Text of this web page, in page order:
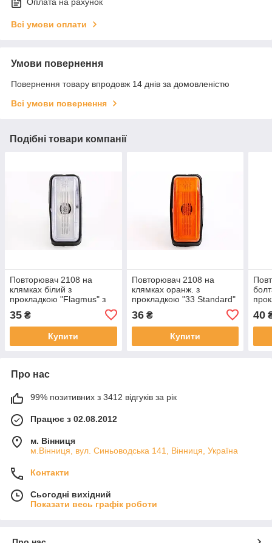
Оплата на рахунок
Всі умови оплати
Умови повернення
Повернення товару впродовж 14 днів за домовленістю
Всі умови повернення
Подібні товари компанії
Повторювач 2108 на
клямках білий з
прокладкою "Flagmus" з
35 ₴
Купити
Повторювач 2108 на
клямках оранж. з
прокладкою "33 Standard"
36₴
Купити
40
Про нас
99% позитивних з 3412 відгуків за рік
Працює з 02.08.2012
м. Вінниця
м.Вінниця, вул. Синьоводська 141, Вінниця, Україна
Контакти
Сьогодні вихідний
Показати весь графік роботи